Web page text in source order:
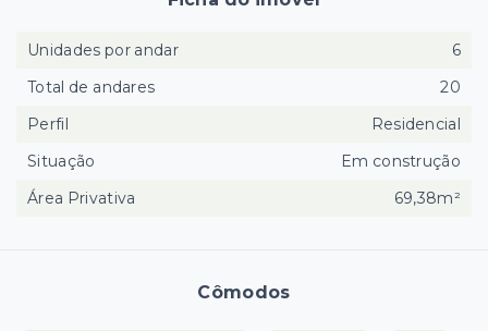
Cômodos
Unidades por andar
6
Total de andares
20
Perfil
Residencial
Situação
Em construção
Área Privativa
69,38m²